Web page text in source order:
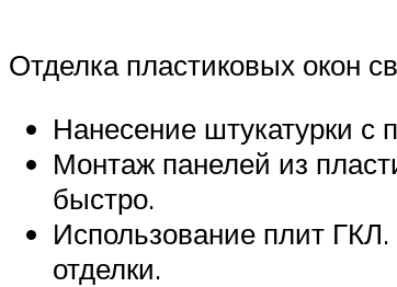
Отделка пластиковых окон
Нанесение штукатурки с
Монтаж панелей из
быстро.
Использование плит
отделки.